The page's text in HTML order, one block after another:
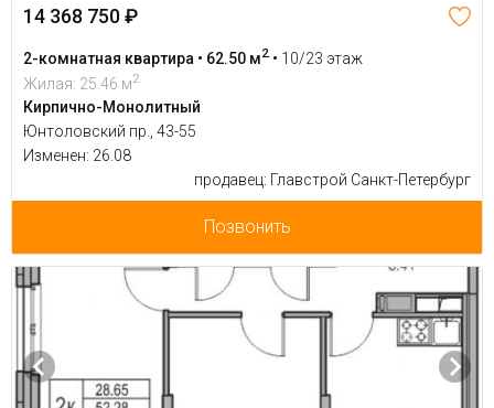
14 368 750 ₽
2-комнатная квартира • 62.50 м2 • 10/23 этаж
Жилая: 25.46 м2
Кирпично-Монолитный
Юнтоловский пр., 43-55
Изменен: 26.08
продавец: Главстрой Санкт-Петербург
Позвонить